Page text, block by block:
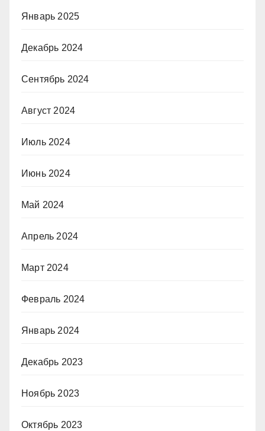
Январь 2025
Декабрь 2024
Сентябрь 2024
Август 2024
Июль 2024
Июнь 2024
Май 2024
Апрель 2024
Март 2024
Февраль 2024
Январь 2024
Декабрь 2023
Ноябрь 2023
Октябрь 2023